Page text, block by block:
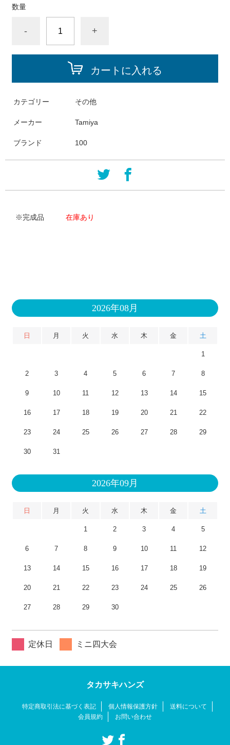
数量
- +
カートに入れる
カテゴリー その他
メーカー Tamiya
ブランド 100
※完成品 在庫あり
2026年08月
日 月 火 水 木 金 土
1
2 3 4 5 6 7 8
9 10 11 12 13 14 15
16 17 18 19 20 21 22
23 24 25 26 27 28 29
30 31
2026年09月
日 月 火 水 木 金 土
1 2 3 4 5
6 7 8 9 10 11 12
13 14 15 16 17 18 19
20 21 22 23 24 25 26
27 28 29 30
定休日 ミニ四大会
タカサキハンズ
特定商取引法に基づく表記 個人情報保護方針
送料について
会員規約
お問い合わせ